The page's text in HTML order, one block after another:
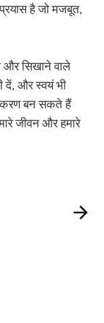
है जो मजबूत,
सिखाने वाले
दें, और स्वयं भी
बन सकते हैं
जीवन और हमारे